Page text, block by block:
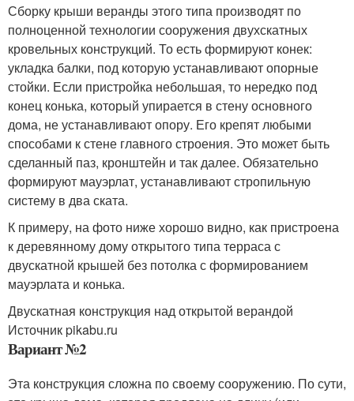
Сборку крыши веранды этого типа производят по
полноценной технологии сооружения двухскатных
кровельных конструкций. То есть формируют конек:
укладка балки, под которую устанавливают опорные
стойки. Если пристройка небольшая, то нередко под
конец конька, который упирается в стену основного
дома, не устанавливают опору. Его крепят любыми
способами к стене главного строения. Это может быть
сделанный паз, кронштейн и так далее. Обязательно
формируют мауэрлат, устанавливают стропильную
систему в два ската.
К примеру, на фото ниже хорошо видно, как пристроена
к деревянному дому открытого типа терраса с
двускатной крышей без потолка с формированием
мауэрлата и конька.
Двускатная конструкция над открытой верандой
Источник pikabu.ru
Вариант №2
Эта конструкция сложна по своему сооружению. По сути,